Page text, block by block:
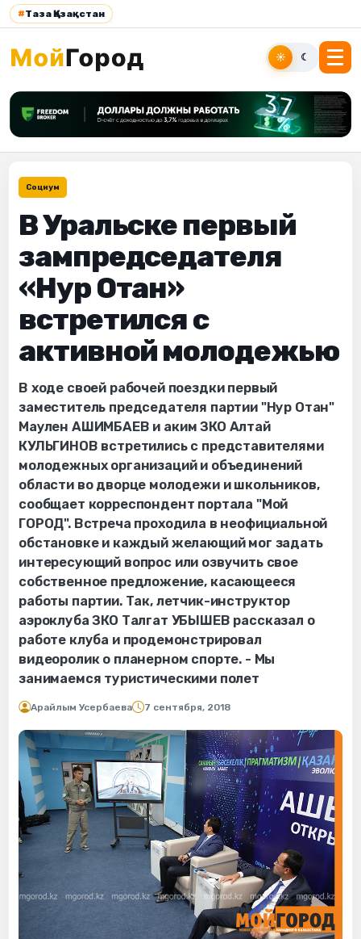
#Таза Қазақстан
☀ ☾
Социум
В Уральске первый
зампредседателя
«Нур Отан»
встретился с
активной молодежью
В ходе своей рабочей поездки первый
заместитель председателя партии "Нур Отан"
Маулен АШИМБАЕВ и аким ЗКО Алтай
КУЛЬГИНОВ встретились с представителями
молодежных организаций и объединений
области во дворце молодежи и школьников,
сообщает корреспондент портала "Мой
ГОРОД". Встреча проходила в неофициальной
обстановке и каждый желающий мог задать
интересующий вопрос или озвучить свое
собственное предложение, касающееся
работы партии. Так, летчик-инструктор
аэроклуба ЗКО Талгат УБЫШЕВ рассказал о
работе клуба и продемонстрировал
видеоролик о планерном спорте. - Мы
занимаемся туристическими полет
Арайлым Усербаева 7 сентября, 2018